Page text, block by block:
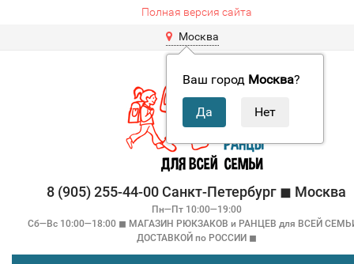
Полная версия сайта
Москва
Ваш город Москва?
8 (905) 255-44-00 Санкт-Петербург ◼ Москва
Пн—Пт 10:00—19:00
Сб—Вс 10:00—18:00 ◼ МАГАЗИН РЮКЗАКОВ и РАНЦЕВ для ВСЕЙ
ДОСТАВКОЙ по РОССИИ ◼